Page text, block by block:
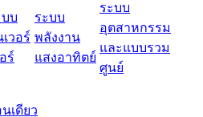
บบ
วอร์
ร์
ระบบ
พลังงาน
แสงอาทิตย์
ระบบ
อุตสาหกรรม
และแบบรวม
ศูนย์
เดียว